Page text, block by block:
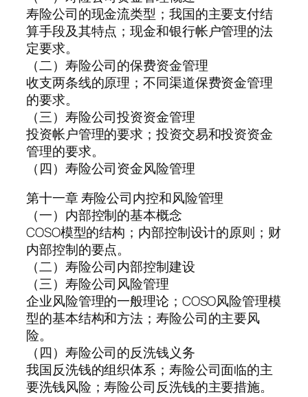
寿险公司的现金流类型；我国的主要支付结
算手段及其特点；现金和银行帐户管理的法
定要求。
（二）寿险公司的保费资金管理
收支两条线的原理；不同渠道保费资金管理
的要求。
（三）寿险公司投资资金管理
投资帐户管理的要求；投资交易和投资资金
管理的要求。
（四）寿险公司资金风险管理
第十一章 寿险公司内控和风险管理
（一）内部控制的基本概念
COSO模型的结构；内部控制设计的原则；财
内部控制的要点。
（二）寿险公司内部控制建设
（三）寿险公司风险管理
企业风险管理的一般理论；COSO风险管理模
型的基本结构和方法；寿险公司的主要风
险。
（四）寿险公司的反洗钱义务
我国反洗钱的组织体系；寿险公司面临的主
要洗钱风险；寿险公司反洗钱的主要措施。